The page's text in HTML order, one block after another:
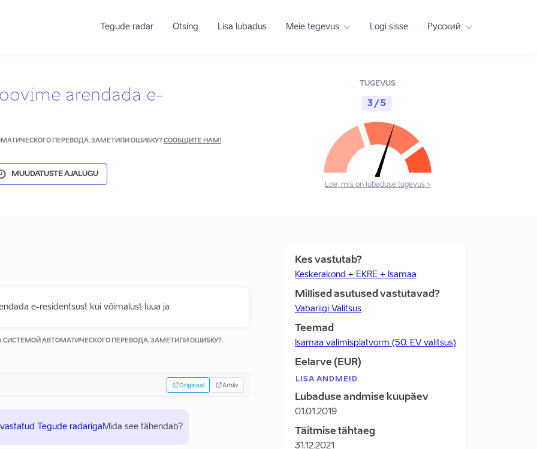
Tegude radar Otsing Lisa lubadus Meie tegevus Logi sisse Русский
arendada e-
ПЕРЕВОДА. ЗАМЕТИЛИ ОШИБКУ? СООБЩИТЕ НАМ!
MUUDATUSTE AJALUGU
TUGEVUS
3 / 5
Loe, mis on lubaduse tugevus >
e-residentsust kui võimalust luua ja
СИСТЕМОЙ АВТОМАТИЧЕСКОГО ПЕРЕВОДА. ЗАМЕТИЛИ ОШИБКУ?
Originaal Arhiiv
Tegude radariga Mida see tähendab?
Kes vastutab?
Keskerakond + EKRE + Isamaa
Millised asutused vastutavad?
Vabariigi Valitsus
Teemad
Isamaa valimisplatvorm (50. EV valitsus)
Eelarve (EUR)
LISA ANDMEID
Lubaduse andmise kuupäev
01.01.2019
Täitmise tähtaeg
31.12.2021